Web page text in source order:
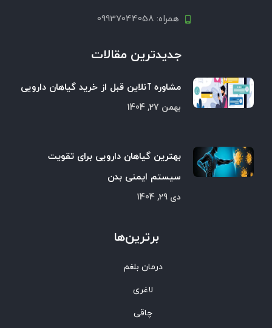
همراه: 09937044058
جدیدترین مقالات
مشاوره آنلاین قبل از خرید گیاهان دارویی
بهمن 27, 1404
بهترین گیاهان دارویی برای تقویت
سیستم ایمنی بدن
دی 29, 1404
برترین‌ها
درمان بلغم
لاغری
چاقی